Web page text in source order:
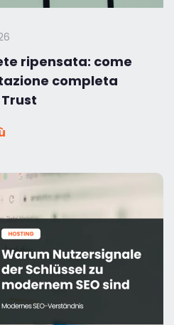
ripensata: come
completa